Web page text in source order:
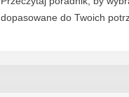
dopasowane do Twoich